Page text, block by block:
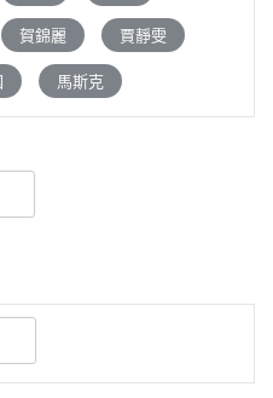
賀錦麗 賈靜雯
馬斯克